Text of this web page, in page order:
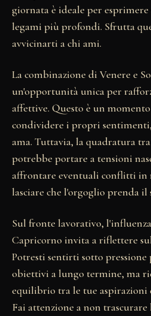
giornata è ideale per
legami più profondi. Sfrutta
avvicinarti a chi ami.
La combinazione di Venere e
un'opportunità unica per
affettive. Questo è un
condividere i propri
ama. Tuttavia, la quadratura
potrebbe portare a tensioni
affrontare eventuali conflitti in
lasciare che l'orgoglio prenda il
Sul fronte lavorativo,
Capricorno invita a riflettere
Potresti sentirti sotto pressione
obiettivi a lungo termine, ma
equilibrio tra le tue aspirazioni
Fai attenzione a non trascurare